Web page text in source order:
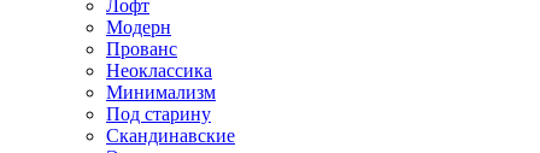
Лофт
Модерн
Прованс
Неоклассика
Минимализм
Под старину
Скандинавские